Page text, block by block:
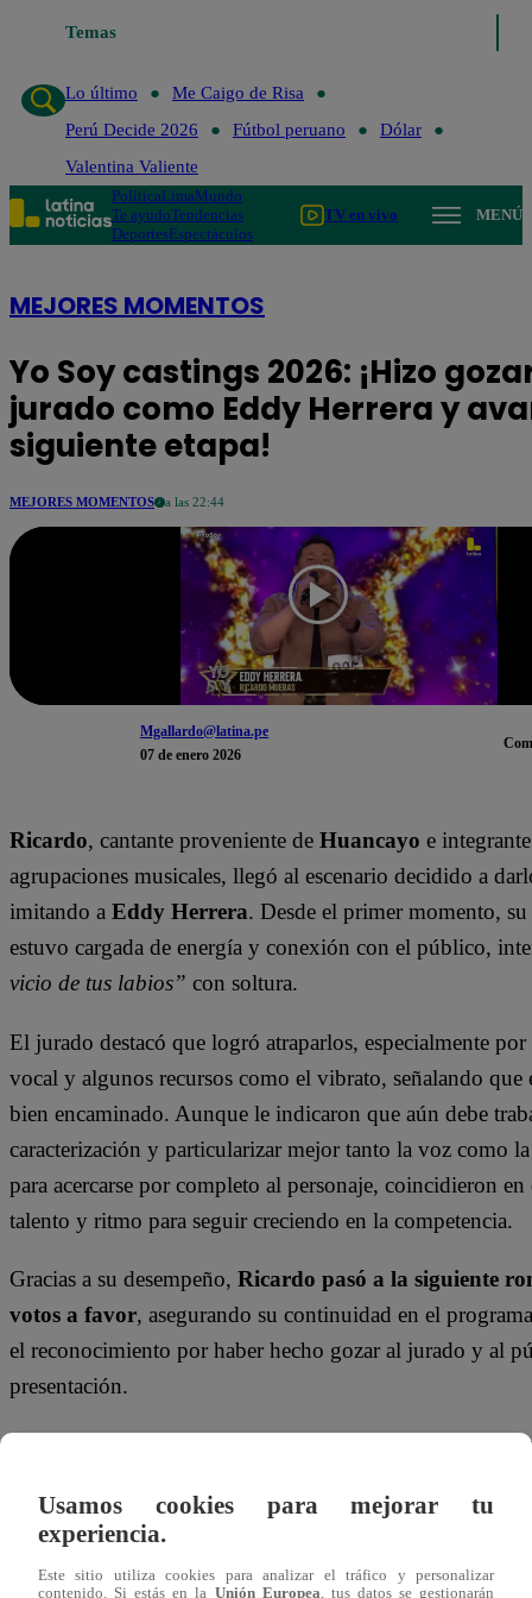
Temas
Lo último
Me Caigo de Risa
Perú Decide 2026
Fútbol peruano
Dólar
Valentina Valiente
PolíticaLimaMundo
Te ayudoTendencias
DeportesEspectáculos
TV en vivo MENÚ
MEJORES MOMENTOS
Yo Soy castings 2026: ¡Hizo
jurado como Eddy Herrera y
siguiente etapa!
MEJORES MOMENTOS a las 22:44
Mgallardo@latina.pe
07 de enero 2026
Ricardo, cantante proveniente de Huancayo e
agrupaciones musicales, llegó al escenario decidido a
imitando a Eddy Herrera. Desde el primer momento, su
estuvo cargada de energía y conexión con el público,
vicio de tus labios” con soltura.
El jurado destacó que logró atraparlos, especialmente
vocal y algunos recursos como el vibrato, señalando que
bien encaminado. Aunque le indicaron que aún debe
caracterización y particularizar mejor tanto la voz como
para acercarse por completo al personaje, coincidieron en
talento y ritmo para seguir creciendo en la competencia.
Gracias a su desempeño, Ricardo pasó a la siguiente
votos a favor, asegurando su continuidad en el
el reconocimiento por haber hecho gozar al jurado y al
presentación.
y
No te olvides de unirte a nuestro
Usamos cookies para mejorar tu
experiencia.
Este sitio utiliza cookies para analizar el tráfico y personalizar
contenido. Si estás en la Unión Europea, tus datos se gestionarán